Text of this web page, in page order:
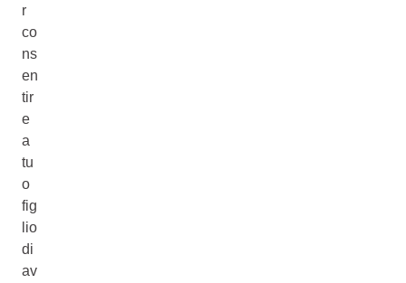
r
co
ns
en
tir
e
a
tu
o
fig
lio
di
av